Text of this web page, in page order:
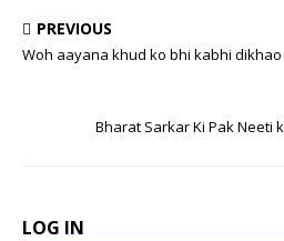
PREVIOUS
Woh aayana khud ko bhi kabhi
Bharat Sarkar Ki Pak Neeti
LOG IN